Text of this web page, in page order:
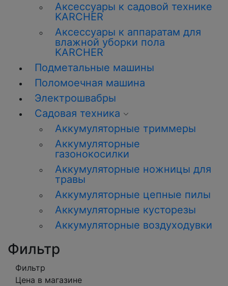
Аксессуары к садовой технике
KARCHER
Аксессуары к аппаратам для
влажной уборки пола
KARCHER
Подметальные машины
Поломоечная машина
Электрошвабры
Садовая техника
Аккумуляторные триммеры
Аккумуляторные
газонокосилки
Аккумуляторные ножницы для
травы
Аккумуляторные цепные пилы
Аккумуляторные кусторезы
Аккумуляторные воздуходувки
Фильтр
Фильтр
Цена в магазине